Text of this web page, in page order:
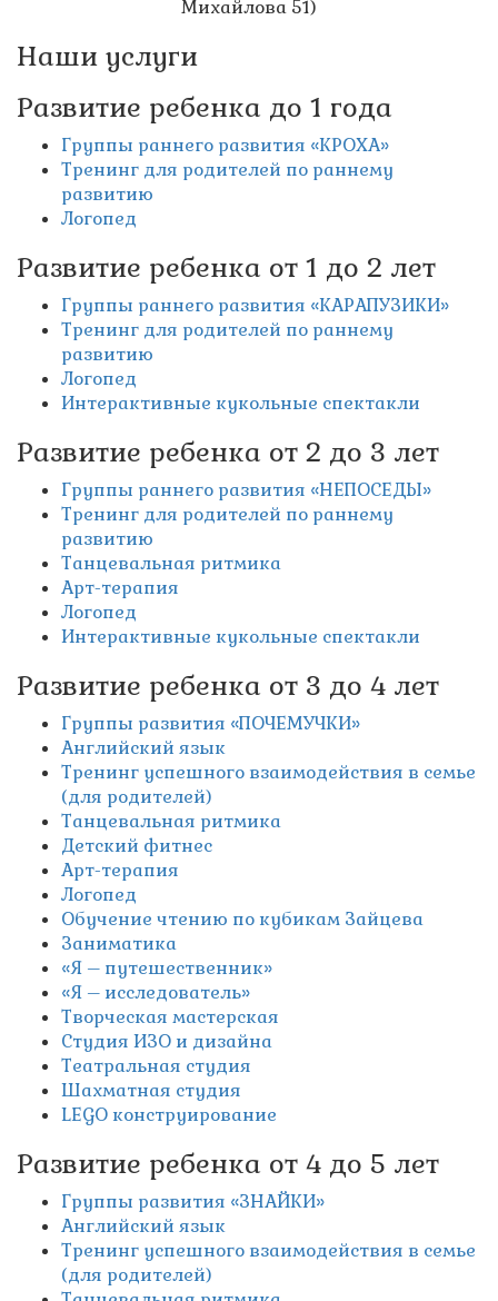
Михайлова 51)
Наши услуги
Развитие ребенка до 1 года
Группы раннего развития «КРОХА»
Тренинг для родителей по раннему
развитию
Логопед
Развитие ребенка от 1 до 2 лет
Группы раннего развития «КАРАПУЗИКИ»
Тренинг для родителей по раннему
развитию
Логопед
Интерактивные кукольные спектакли
Развитие ребенка от 2 до 3 лет
Группы раннего развития «НЕПОСЕДЫ»
Тренинг для родителей по раннему
развитию
Танцевальная ритмика
Арт-терапия
Логопед
Интерактивные кукольные спектакли
Развитие ребенка от 3 до 4 лет
Группы развития «ПОЧЕМУЧКИ»
Английский язык
Тренинг успешного взаимодействия в семье
(для родителей)
Танцевальная ритмика
Детский фитнес
Арт-терапия
Логопед
Обучение чтению по кубикам Зайцева
Заниматика
«Я – путешественник»
«Я – исследователь»
Творческая мастерская
Студия ИЗО и дизайна
Театральная студия
Шахматная студия
LEGO конструирование
Развитие ребенка от 4 до 5 лет
Группы развития «ЗНАЙКИ»
Английский язык
Тренинг успешного взаимодействия в семье
(для родителей)